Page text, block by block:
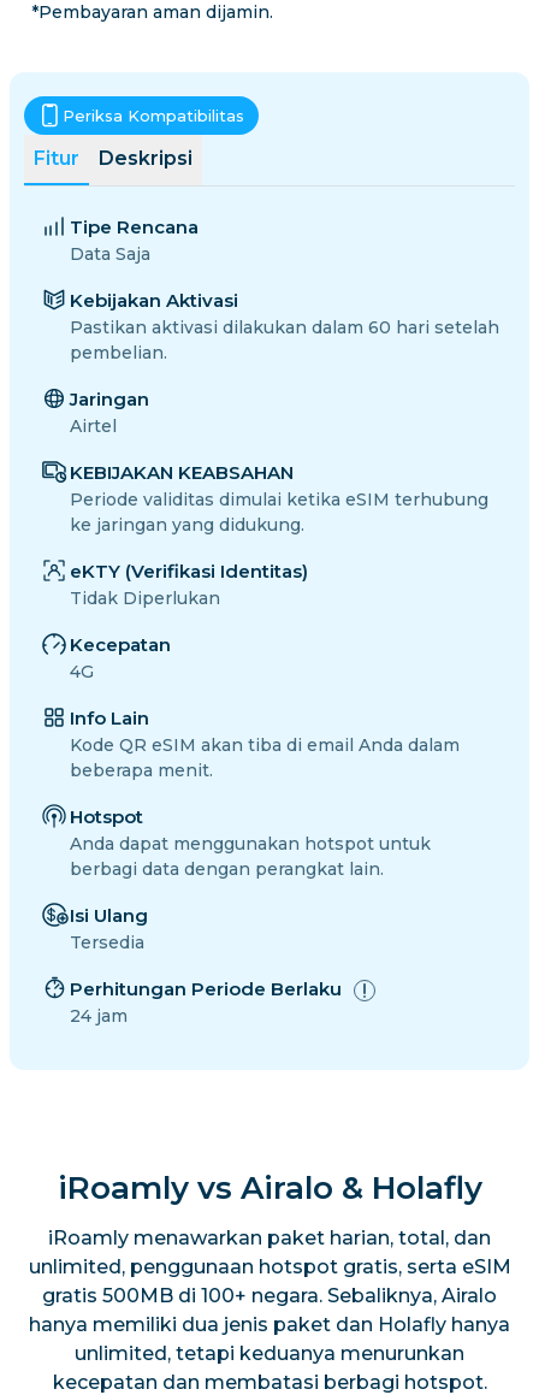
*Pembayaran aman dijamin.
Fitur Deskripsi
Periksa Kompatibilitas
Tipe Rencana
Data Saja
Kebijakan Aktivasi
Pastikan aktivasi dilakukan dalam 60 hari setelah
pembelian.
Jaringan
Airtel
KEBIJAKAN KEABSAHAN
Periode validitas dimulai ketika eSIM terhubung
ke jaringan yang didukung.
eKTY (Verifikasi Identitas)
Tidak Diperlukan
Kecepatan
4G
Info Lain
Kode QR eSIM akan tiba di email Anda dalam
beberapa menit.
Hotspot
Anda dapat menggunakan hotspot untuk
berbagi data dengan perangkat lain.
Isi Ulang
Tersedia
Perhitungan Periode Berlaku
24 jam
iRoamly vs Airalo & Holafly
iRoamly menawarkan paket harian, total, dan
unlimited, penggunaan hotspot gratis, serta eSIM
gratis 500MB di 100+ negara. Sebaliknya, Airalo
hanya memiliki dua jenis paket dan Holafly hanya
unlimited, tetapi keduanya menurunkan
kecepatan dan membatasi berbagi hotspot.